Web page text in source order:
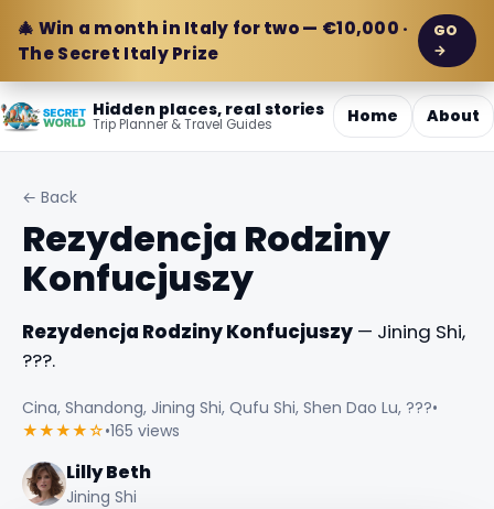
🎄 Win a month in Italy for two — €10,000 ·
The Secret Italy Prize
GO
→
Hidden places, real stories
Trip Planner & Travel Guides Home About
← Back
Rezydencja Rodziny
Konfucjuszy
Rezydencja Rodziny Konfucjuszy — Jining Shi,
???.
Cina, Shandong, Jining Shi, Qufu Shi, Shen Dao Lu, ???•
★★★★☆•165 views
Lilly Beth
Jining Shi